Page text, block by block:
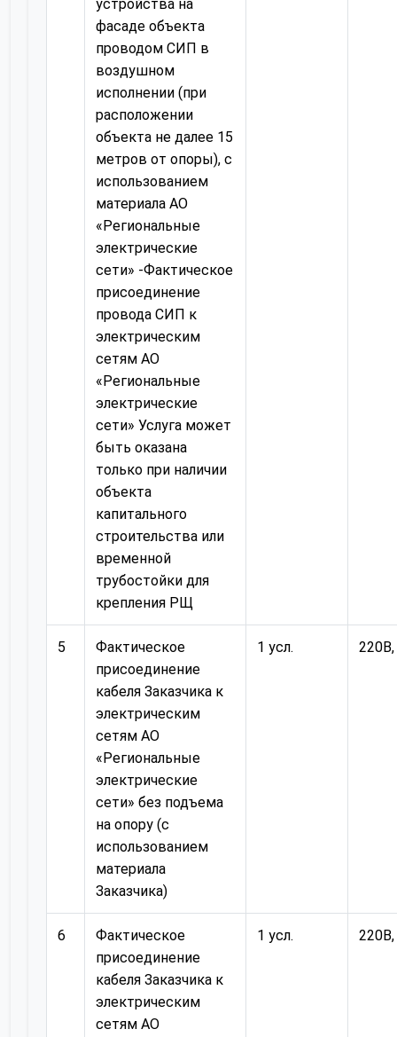
устройства на
фасаде объекта
проводом СИП в
воздушном
исполнении (при
расположении
объекта не далее 15
метров от опоры), с
использованием
материала АО
«Региональные
электрические
сети» -Фактическое
присоединение
провода СИП к
электрическим
сетям АО
«Региональные
электрические
сети» Услуга может
быть оказана
только при наличии
объекта
капитального
строительства или
временной
трубостойки для
крепления РЩ
5
Фактическое
присоединение
кабеля Заказчика к
электрическим
сетям АО
«Региональные
электрические
сети» без подъема
на опору (с
использованием
материала
Заказчика)
1 усл.
6
Фактическое
присоединение
кабеля Заказчика к
электрическим
сетям АО
1 усл.